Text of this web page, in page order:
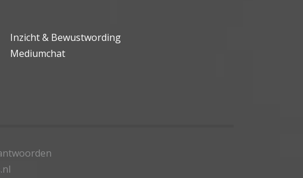
Inzicht & Bewustwording
Mediumchat